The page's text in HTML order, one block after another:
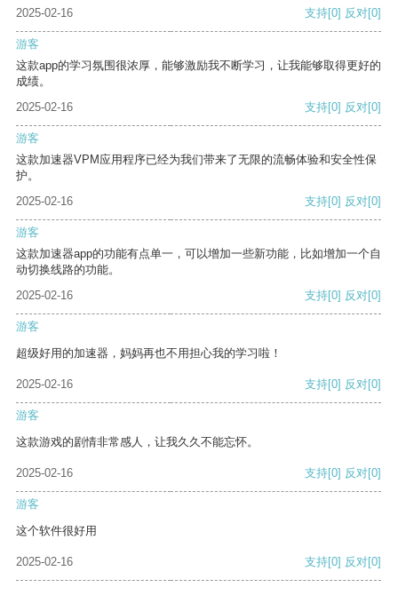
2025-02-16
支持[0] 反对[0]
游客
这款app的学习氛围很浓厚，能够激励我不断学习，让我能够取得更好的
成绩。
2025-02-16
支持[0] 反对[0]
游客
这款加速器VPM应用程序已经为我们带来了无限的流畅体验和安全性保
护。
2025-02-16
支持[0] 反对[0]
游客
这款加速器app的功能有点单一，可以增加一些新功能，比如增加一个自
动切换线路的功能。
2025-02-16
支持[0] 反对[0]
游客
超级好用的加速器，妈妈再也不用担心我的学习啦！
2025-02-16 支持[0] 反对[0]
游客
这款游戏的剧情非常感人，让我久久不能忘怀。
2025-02-16 支持[0] 反对[0]
游客
这个软件很好用
2025-02-16 支持[0] 反对[0]